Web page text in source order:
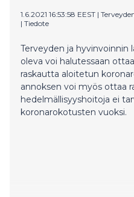
1.6.2021 16:53:58 EEST |
| Tiedote
Terveyden ja hyvinvoinnin
oleva voi halutessaan
raskautta aloitetun
annoksen voi myös ottaa
hedelmällisyyshoitoja ei
koronarokotusten vuoksi.